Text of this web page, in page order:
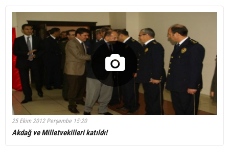
25 Ekim 2012 Perşembe 15:20
Akdağ ve Milletvekilleri katıldı!